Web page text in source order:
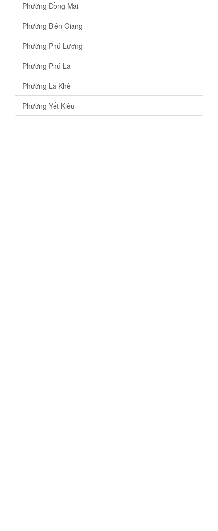
Phường Đồng Mai
Phường Biên Giang
Phường Phú Lương
Phường Phú La
Phường La Khê
Phường Yết Kiêu